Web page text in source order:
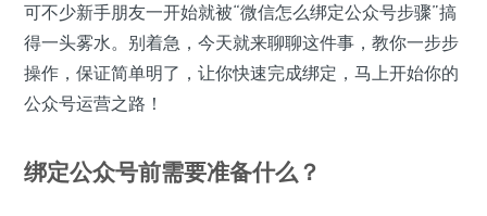
可不少新手朋友一开始就被“微信怎么绑定公众号步骤”搞
得一头雾水。别着急，今天就来聊聊这件事，教你一步步
操作，保证简单明了，让你快速完成绑定，马上开始你的
公众号运营之路！
绑定公众号前需要准备什么？